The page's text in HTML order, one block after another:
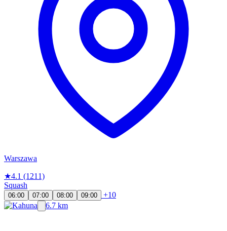
Warszawa
★4.1 (1211)
Squash
06:00 07:00 08:00 09:00
+10
6.7 km